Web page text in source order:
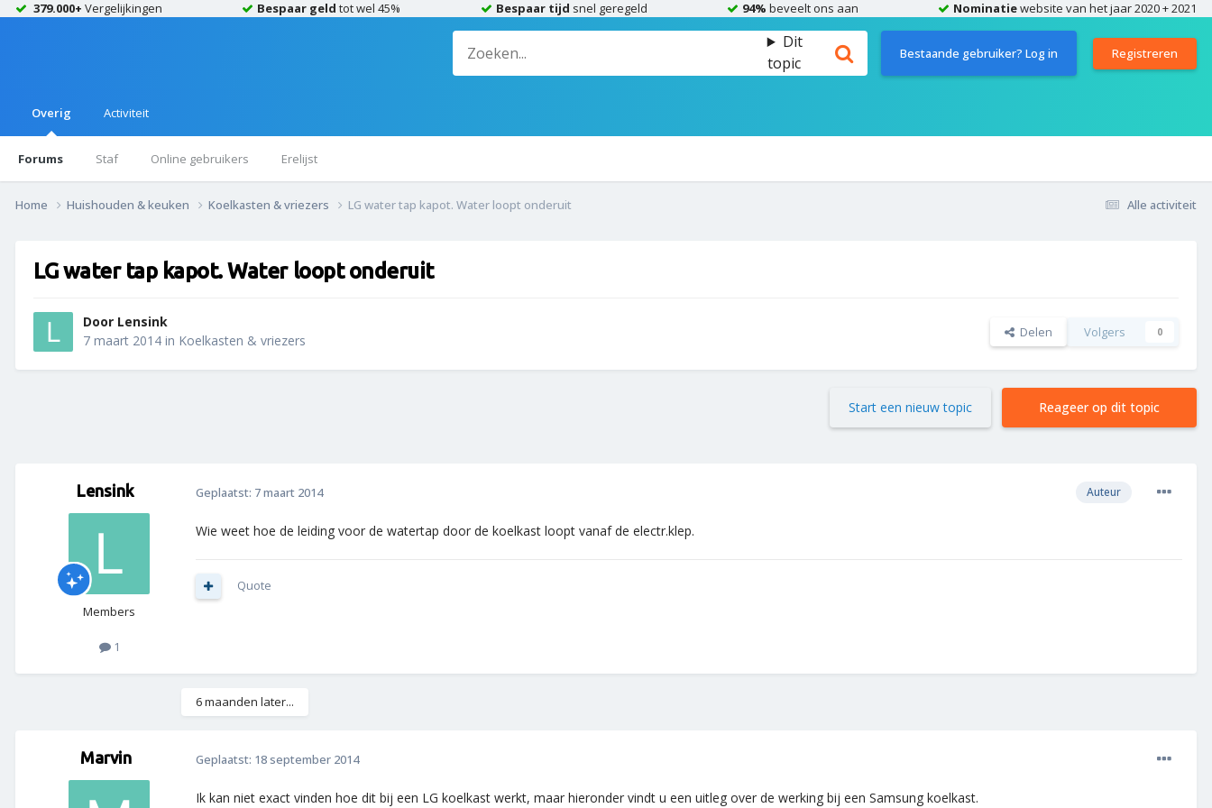
379.000+ Vergelijkingen Bespaar geld tot wel 45% Bespaar tijd snel geregeld 94% beveelt ons aan Nominatiewebsite van het jaar 2020 + 2021
Dit
topic
Bestaande gebruiker? Log in Registreren
Overig
Forums Staf Online gebruikers Erelijst
Activiteit
Alle activiteit
Home Huishouden & keuken Koelkasten & vriezers LG water tap kapot. Water loopt onderuit
LG water tap kapot. Water loopt onderuit
Door Lensink
7 maart 2014 in Koelkasten & vriezers Delen Volgers 0
Reageer op dit topic
Start een nieuw topic
Lensink
Members
1
Auteur
Geplaatst: 7 maart 2014
Wie weet hoe de leiding voor de watertap door de koelkast loopt vanaf de electr.klep.
Quote
6 maanden later...
Marvin Geplaatst: 18 september 2014
Ik kan niet exact vinden hoe dit bij een LG koelkast werkt, maar hieronder vindt u een uitleg over de werking bij een Samsung koelkast.